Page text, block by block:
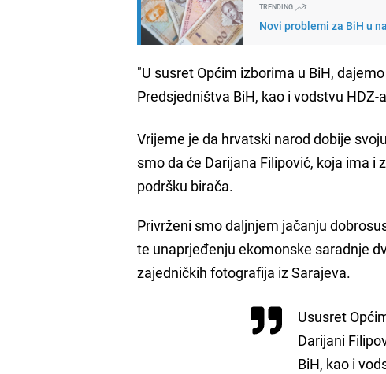
TRENDING
Novi problemi za BiH u
"U susret Općim izborima u BiH,
Predsjedništva BiH, kao i vodstvu
Vrijeme je da hrvatski narod dobije
smo da će Darijana Filipović, koja ima
podršku birača.
Privrženi smo daljnjem jačanju
te unaprjeđenju ekomonske saradnje
zajedničkih fotografija iz Sarajeva.
Ususret
Darijani
BiH, kao i